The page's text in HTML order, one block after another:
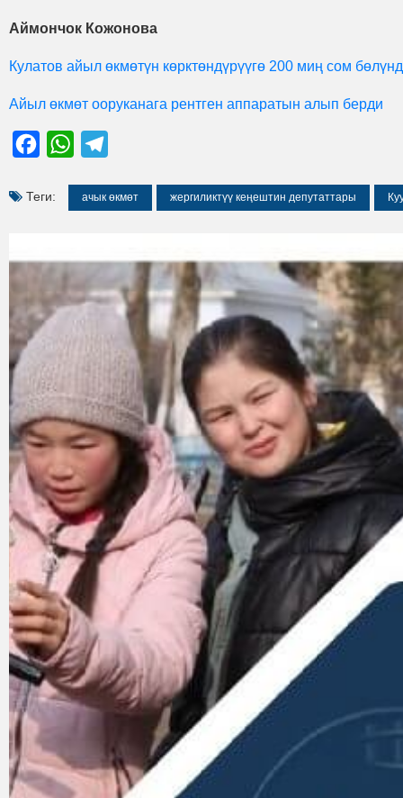
Аймончок Кожонова
Кулатов айыл өкмөтүн көрктөндүрүүгө 200 миң сом
Айыл өкмөт ооруканага рентген аппаратын алып берди
FacebookWhatsApp
Теги: ачык өкмөт жергиликтүү кеңештин депутаттары